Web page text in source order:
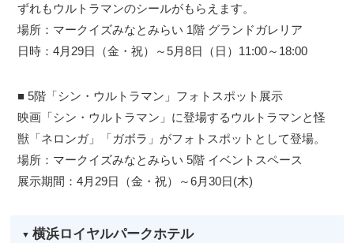
ずれもウルトラマンのシールがもらえます。
場所：マークイズみなとみらい 1階 グランドガレリア
日時：4月29日（金・祝）～5月8日（日）11:00～18:00
■ 5階「シン・ウルトラマン」フォトスポット展示
映画「シン・ウルトラマン」に登場するウルトラマンと怪
獣「ネロンガ」「ガボラ」がフォトスポットとして登場。
場所：マークイズみなとみらい 5階 イベントスペース
展示期間：4月29日（金・祝）～6月30日(木)
横浜ロイヤルパークホテル